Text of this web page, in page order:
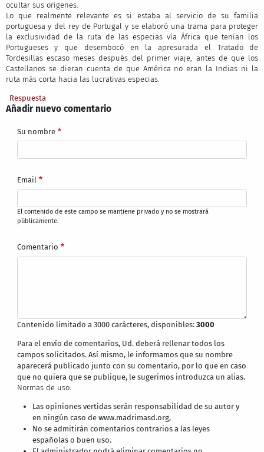
ocultar sus orígenes.
Lo que realmente relevante es si estaba al servicio de su familia
portuguesa y del rey de Portugal y se elaboró una trama para proteger
la exclusividad de la ruta de las especias vía África que tenían los
Portugueses y que desembocó en la apresurada el Tratado de
Tordesillas escaso meses después del primer viaje, antes de que los
Castellanos se dieran cuenta de que América no eran la Indias ni la
ruta más corta hacia las lucrativas especias.
Respuesta
Añadir nuevo comentario
Su nombre
Email
El contenido de este campo se mantiene privado y no se mostrará
públicamente.
Comentario
Contenido limitado a 3000 carácteres, disponibles:3000
Para el envío de comentarios, Ud. deberá rellenar todos los
campos solicitados. Así mismo, le informamos que su nombre
aparecerá publicado junto con su comentario, por lo que en caso
que no quiera que se publique, le sugerimos introduzca un alias.
Normas de uso:
Las opiniones vertidas serán responsabilidad de su autor y
en ningún caso de www.madrimasd.org,
No se admitirán comentarios contrarios a las leyes
españolas o buen uso.